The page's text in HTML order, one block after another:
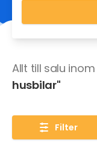
Allt till salu inom
husbilar"
Filter